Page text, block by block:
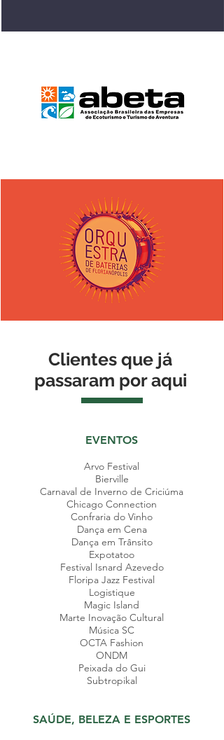
Clientes que já
passaram por aqui
EVENTOS
Arvo Festival
Bierville
Carnaval de Inverno de Criciúma
Chicago Connection
Confraria do Vinho
Dança em Cena
Dança em Trânsito
Expotatoo
Festival Isnard Azevedo
Floripa Jazz Festival
Logistique
Magic Island
Marte Inovação Cultural
Música SC
OCTA Fashion
ONDM
Peixada do Gui
Subtropikal
SAÚDE, BELEZA E ESPORTES